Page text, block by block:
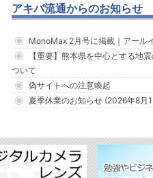
アキバ流通からのお知らせ
MonoMax 2月号に掲載｜アール
【重要】熊本県を中心とする地
ついて
偽サイトへの注意喚起
夏季休業のお知らせ (2026年8月